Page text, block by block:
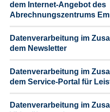
dem Internet-Angebot des
Abrechnungszentrums
Datenverarbeitung im
dem Newsletter
Datenverarbeitung im
dem Service-Portal für
Datenverarbeitung im